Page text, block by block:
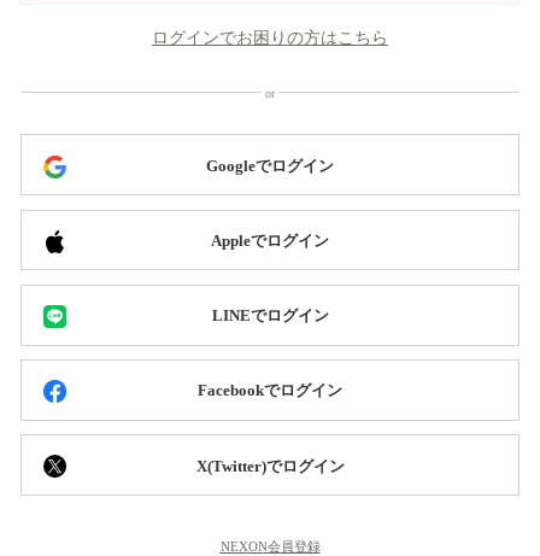
ログインでお困りの方はこちら
Googleでログイン
Appleでログイン
LINEでログイン
Facebookでログイン
X(Twitter)でログイン
NEXON会員登録